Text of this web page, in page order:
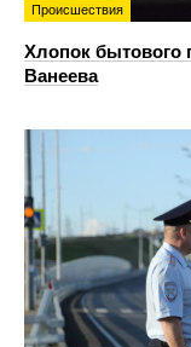
Происшествия
Хлопок бытового
Ванеева